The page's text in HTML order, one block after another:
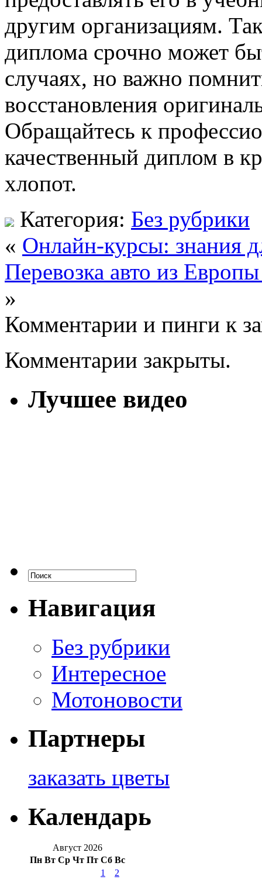
другим организациям.
диплома срочно может
случаях, но важно
восстановления
Обращайтесь к
качественный диплом в
хлопот.
Категория: Без рубрики
« Онлайн-курсы: знания
Перевозка авто из
»
Комментарии и пинги к
Комментарии закрыты.
Лучшее видео
Навигация
Без рубрики
Интересное
Мотоновости
Партнеры
заказать цветы
Календарь
Август 2026
Пн Вт Ср Чт Пт Сб Вс
1
2